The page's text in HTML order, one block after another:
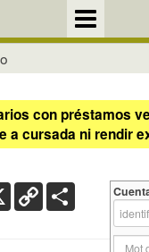
con préstamos
a cursada ni rendir
X Copy
Link